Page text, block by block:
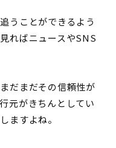
うことができるよう
ればニュースやSNS
だまだその信頼性が
元がきちんとしてい
ますよね。